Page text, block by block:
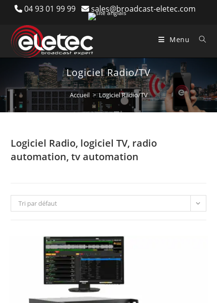
content
04 93 01 99 99 sales@broadcast-eletec.com
Menu
Logiciel Radio/TV
Accueil > Logiciel Radio/TV
Logiciel Radio, logiciel TV, radio
automation, tv automation
Tri par défaut